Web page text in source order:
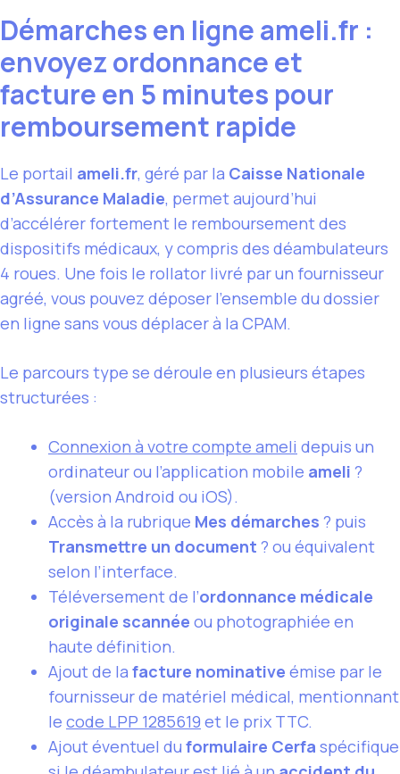
Démarches en ligne ameli.fr :
envoyez ordonnance et
facture en 5 minutes pour
remboursement rapide
Le portail ameli.fr, géré par la Caisse Nationale
d’Assurance Maladie, permet aujourd’hui
d’accélérer fortement le remboursement des
dispositifs médicaux, y compris des déambulateurs
4 roues. Une fois le rollator livré par un fournisseur
agréé, vous pouvez déposer l’ensemble du dossier
en ligne sans vous déplacer à la CPAM.
Le parcours type se déroule en plusieurs étapes
structurées :
Connexion à votre compte ameli depuis un
ordinateur ou l’application mobile ameli ?
(version Android ou iOS).
Accès à la rubrique Mes démarches ? puis
Transmettre un document ? ou équivalent
selon l’interface.
Téléversement de l’ordonnance médicale
originale scannée ou photographiée en
haute définition.
Ajout de la facture nominative émise par le
fournisseur de matériel médical, mentionnant
le code LPP 1285619 et le prix TTC.
Ajout éventuel du formulaire Cerfa spécifique